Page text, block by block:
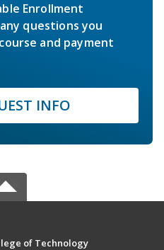
Enrollment
questions you
and payment
INFO
of Technology